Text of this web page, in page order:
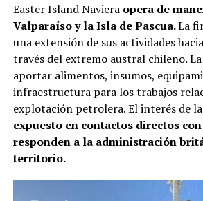
Easter Island Navieraopera de
Valparaíso y la Isla de Pascua.La
una extensión de sus actividades
través del extremo austral chileno.
aportar alimentos, insumos,
infraestructura para los trabajos
explotación petrolera. El interés de
expuesto en contactos directos
responden a la administración
territorio.